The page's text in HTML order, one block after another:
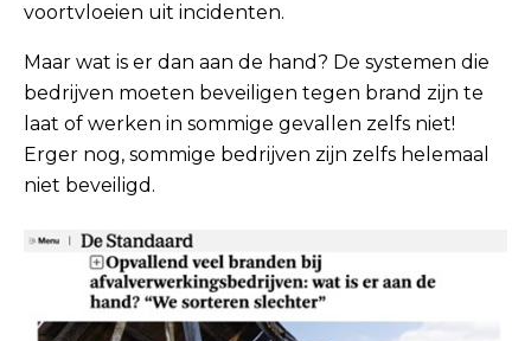
voortvloeien uit incidenten.
Maar wat is er dan aan de hand? De systemen die
bedrijven moeten beveiligen tegen brand zijn te
laat of werken in sommige gevallen zelfs niet!
Erger nog, sommige bedrijven zijn zelfs helemaal
niet beveiligd.